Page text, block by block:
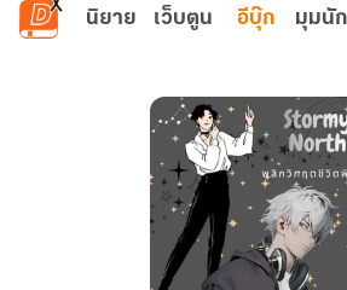
ข้ามไปยังเนื้อหาหลัก
นิยาย เว็บตูน อีบุ๊ก มุมนั